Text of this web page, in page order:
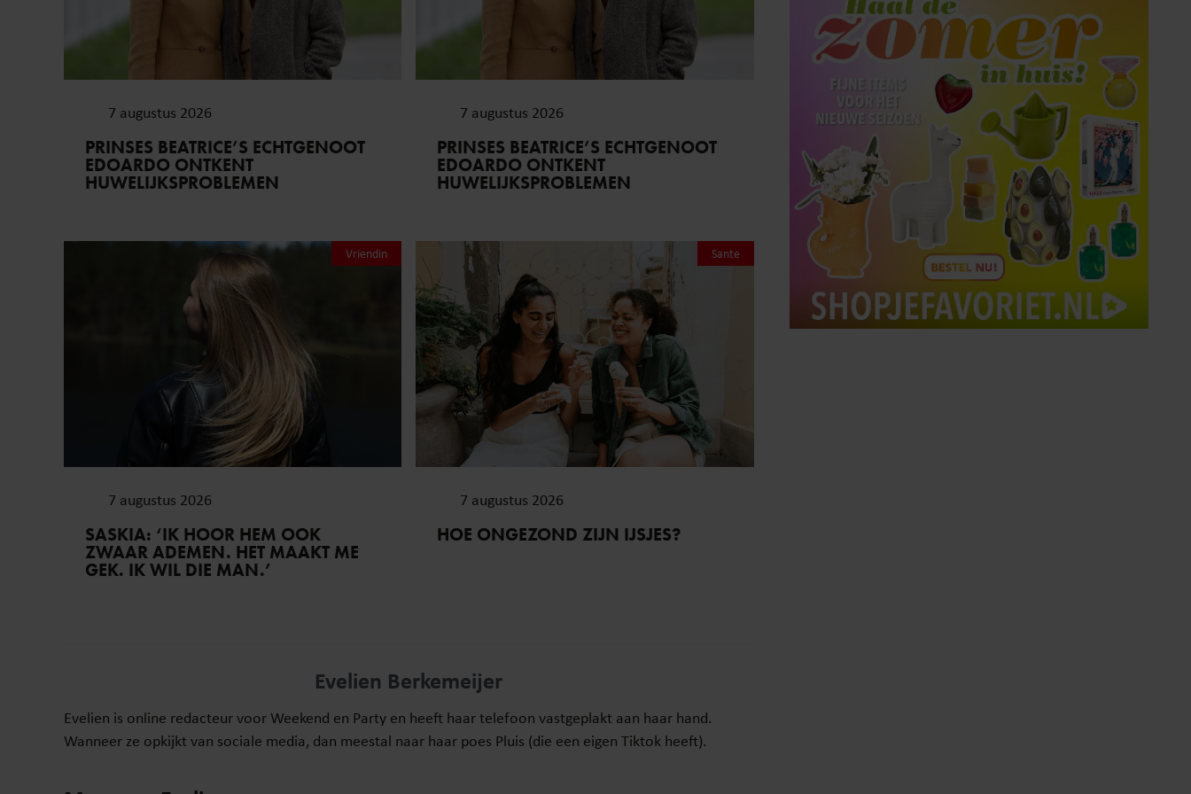
7 augustus 2026
PRINSES BEATRICE’S ECHTGENOOT
EDOARDO ONTKENT
HUWELIJKSPROBLEMEN
7 augustus 2026
PRINSES BEATRICE’S ECHTGENOOT
EDOARDO ONTKENT
HUWELIJKSPROBLEMEN
Vriendin
7 augustus 2026
SASKIA: ‘IK HOOR HEM OOK
ZWAAR ADEMEN. HET MAAKT ME
GEK. IK WIL DIE MAN.’
Sante
7 augustus 2026
HOE ONGEZOND ZIJN IJSJES?
Evelien Berkemeijer
Evelien is online redacteur voor Weekend en Party en heeft haar telefoon vastgeplakt aan haar hand.
Wanneer ze opkijkt van sociale media, dan meestal naar haar poes Pluis (die een eigen Tiktok heeft).